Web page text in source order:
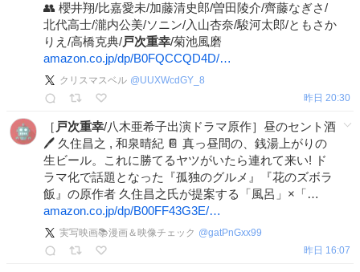
👥 櫻井翔/比嘉愛未/加藤清史郎/曽田陵介/齊藤なぎさ/
北代高士/瀧内公美/ソニン/入山杏奈/駿河太郎/ともさか
りえ/高橋克典/戸次重幸/菊池風磨
amazon.co.jp/dp/B0FQCCQD4D/…
クリスマスベル @UUXWcdGY_8
昨日 20:30
［ 戸次重幸/八木亜希子出演ドラマ原作］昼のセント酒
🖊 久住昌之 , 和泉晴紀 📔 真っ昼間の、銭湯上がりの
生ビール。これに勝てるヤツがいたら連れて来い! ド
ラマ化で話題となった『孤独のグルメ』『花のズボラ
飯』の原作者 久住昌之氏が提案する「風呂」×「…
amazon.co.jp/dp/B00FF43G3E/…
実写映画📚漫画＆映像チェック @gatPnGxx99
昨日 16:07